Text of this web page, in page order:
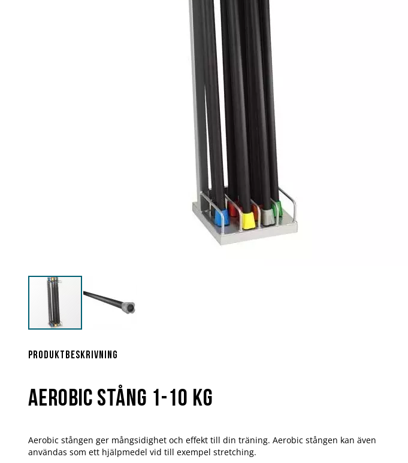
början
Produktbeskrivning
Aerobic Stång 1-10 kg
Aerobic stången ger mångsidighet och effekt till din träning. Aerobic stången kan även
användas som ett hjälpmedel vid till exempel stretching.